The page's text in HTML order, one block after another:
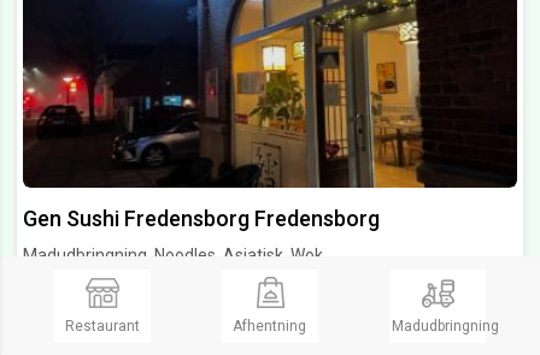
Gen Sushi Fredensborg Fredensborg
Madudbringning, Noodles, Asiatisk, Wok
Åbent Lør. fra 12:00 til 22:00
Jernbanegade 26,
3480 Fredensborg
Restaurant Afhentning Madudbringning